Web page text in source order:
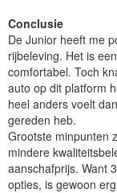
Conclusie
De Junior heeft me
rijbeleving. Het is
comfortabel. Toch
auto op dit platform
heel anders voelt
gereden heb.
Grootste minpunten
mindere
aanschafprijs. Want
opties, is gewoon